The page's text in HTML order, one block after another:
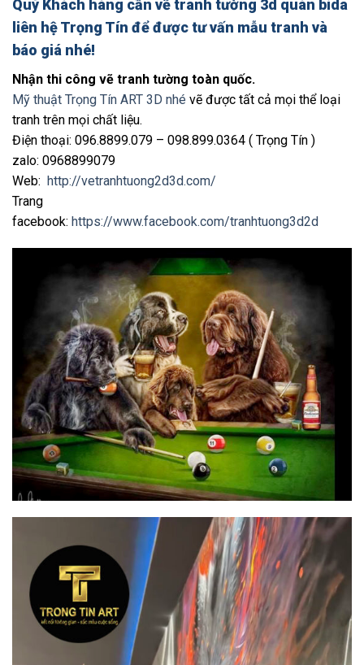
Quý Khách hàng cần vẽ tranh tường 3d quán bida
liên hệ Trọng Tín để được tư vấn mẫu tranh và
báo giá nhé!
Nhận thi công vẽ tranh tường toàn quốc.
Mỹ thuật Trọng Tín ART 3D nhé vẽ được tất cả mọi thể loại
tranh trên mọi chất liệu.
Điện thoại: 096.8899.079 – 098.899.0364 ( Trọng Tín )
zalo: 0968899079
Web: http://vetranhtuong2d3d.com/
Trang
facebook: https://www.facebook.com/tranhtuong3d2d